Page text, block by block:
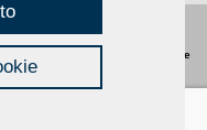
registrazione